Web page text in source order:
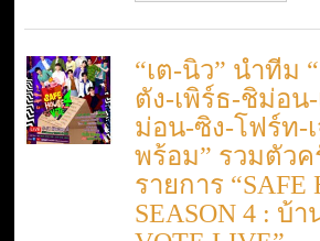
“เต-นิว” นำทีม
ตัง-เพิร์ธ-ชิม่อน
ม่อน-ซิง-โฟร์ท-
พร้อม” รวมตัว
รายการ “SAFE
SEASON 4 : บ้